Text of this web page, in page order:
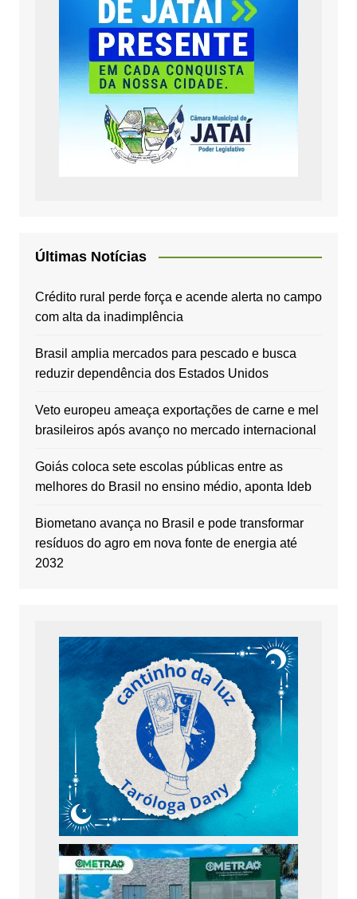
Últimas Notícias
Crédito rural perde força e acende alerta no campo
com alta da inadimplência
Brasil amplia mercados para pescado e busca
reduzir dependência dos Estados Unidos
Veto europeu ameaça exportações de carne e mel
brasileiros após avanço no mercado internacional
Goiás coloca sete escolas públicas entre as
melhores do Brasil no ensino médio, aponta Ideb
Biometano avança no Brasil e pode transformar
resíduos do agro em nova fonte de energia até
2032